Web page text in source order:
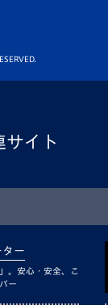
サイト
ター
。安心・安全、こ
ー